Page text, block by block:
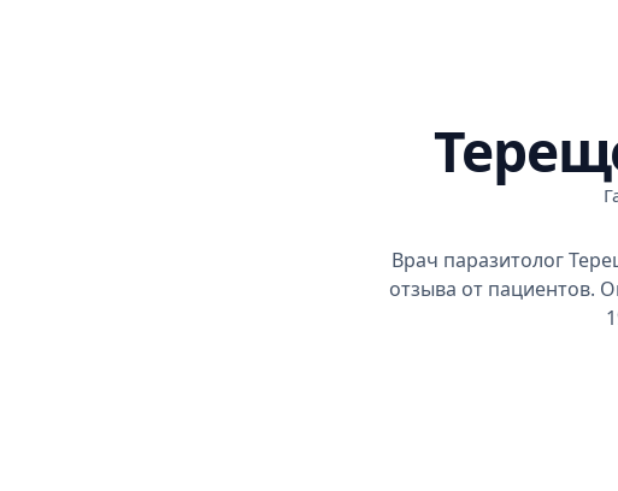
Врач паразитолог
отзыва от пациентов.